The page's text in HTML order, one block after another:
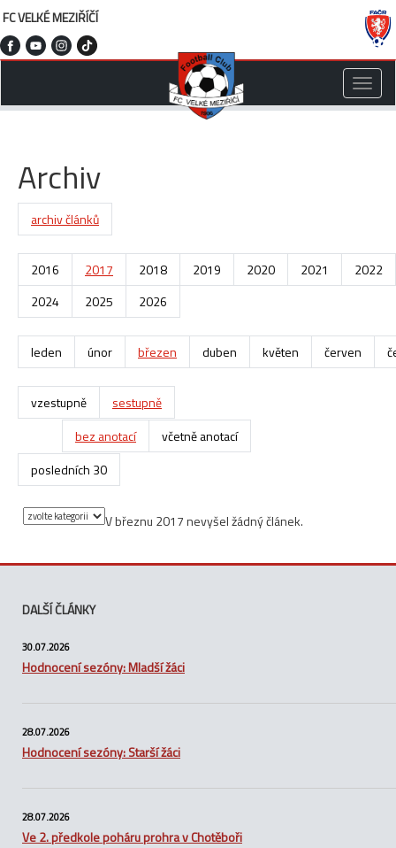
FC VELKÉ MEZIŘÍČÍ
Toggle
Archiv
archiv článků
2016 2017 2018 2019 2020 2021
2022
2024
2025 2026
leden únor březen duben květen červen
vzestupně
sestupně
bez anotací
včetně anotací
posledních 30
V březnu 2017 nevyšel žádný článek.
DALŠÍ ČLÁNKY
30.07.2026
Hodnocení sezóny: Mladší žáci
28.07.2026
Hodnocení sezóny: Starší žáci
28.07.2026
Ve 2. předkole poháru prohra v Chotěboři